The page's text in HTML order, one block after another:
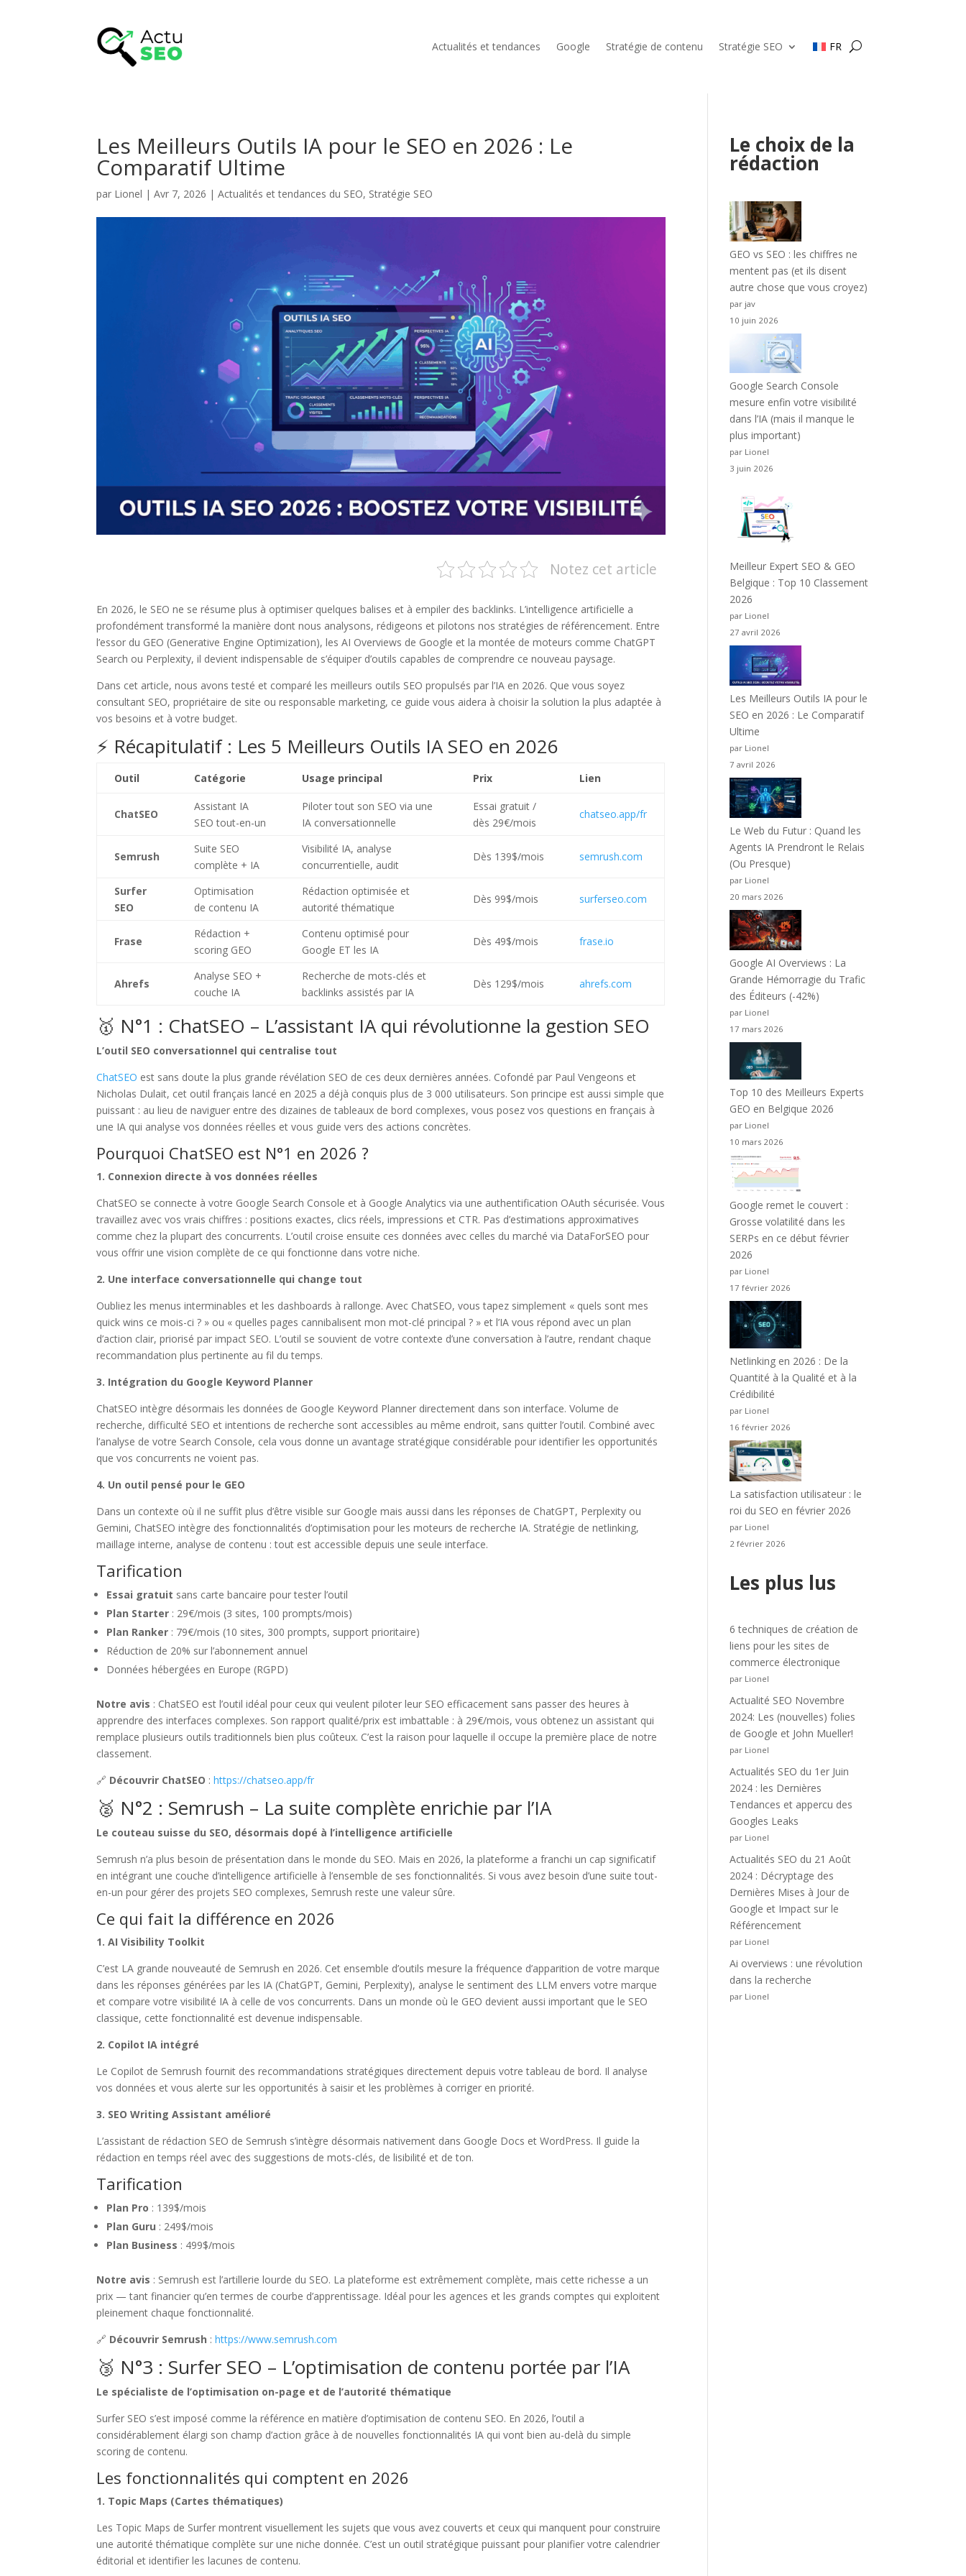
Actualités et tendances Google Stratégie de contenu Stratégie SEO FR
Les Meilleurs Outils IA pour le SEO en 2026 : Le
Comparatif Ultime
par Lionel |Avr 7, 2026 |Actualités et tendances du SEO, Stratégie SEO
Notez cet article
En 2026, le SEO ne se résume plus à optimiser quelques balises et à empiler des backlinks. L’intelligence artificielle a
profondément transformé la manière dont nous analysons, rédigeons et pilotons nos stratégies de référencement. Entre
l’essor du GEO (Generative Engine Optimization), les AI Overviews de Google et la montée de moteurs comme ChatGPT
Search ou Perplexity, il devient indispensable de s’équiper d’outils capables de comprendre ce nouveau paysage.
Dans cet article, nous avons testé et comparé les meilleurs outils SEO propulsés par l’IA en 2026. Que vous soyez
consultant SEO, propriétaire de site ou responsable marketing, ce guide vous aidera à choisir la solution la plus adaptée à
vos besoins et à votre budget.
⚡ Récapitulatif : Les 5 Meilleurs Outils IA SEO en 2026
Outil Catégorie Usage principal Prix Lien
ChatSEO
Assistant IA
SEO tout-en-un
Piloter tout son SEO via une
IA conversationnelle
Essai gratuit /
dès 29€/mois
chatseo.app/fr
Semrush
Suite SEO
complète + IA
Visibilité IA, analyse
concurrentielle, audit
Dès 139$/mois semrush.com
Surfer
SEO
Optimisation
de contenu IA
Rédaction optimisée et
autorité thématique
Dès 99$/mois surferseo.com
Frase
Rédaction +
scoring GEO
Contenu optimisé pour
Google ET les IA
Dès 49$/mois frase.io
Ahrefs
Analyse SEO +
couche IA
Recherche de mots-clés et
backlinks assistés par IA
Dès 129$/mois ahrefs.com
🥇 N°1 : ChatSEO – L’assistant IA qui révolutionne la gestion SEO
L’outil SEO conversationnel qui centralise tout
ChatSEO est sans doute la plus grande révélation SEO de ces deux dernières années. Cofondé par Paul Vengeons et
Nicholas Dulait, cet outil français lancé en 2025 a déjà conquis plus de 3 000 utilisateurs. Son principe est aussi simple que
puissant : au lieu de naviguer entre des dizaines de tableaux de bord complexes, vous posez vos questions en français à
une IA qui analyse vos données réelles et vous guide vers des actions concrètes.
Pourquoi ChatSEO est N°1 en 2026 ?
1. Connexion directe à vos données réelles
ChatSEO se connecte à votre Google Search Console et à Google Analytics via une authentification OAuth sécurisée. Vous
travaillez avec vos vrais chiffres : positions exactes, clics réels, impressions et CTR. Pas d’estimations approximatives
comme chez la plupart des concurrents. L’outil croise ensuite ces données avec celles du marché via DataForSEO pour
vous offrir une vision complète de ce qui fonctionne dans votre niche.
2. Une interface conversationnelle qui change tout
Oubliez les menus interminables et les dashboards à rallonge. Avec ChatSEO, vous tapez simplement « quels sont mes
quick wins ce mois-ci ? » ou « quelles pages cannibalisent mon mot-clé principal ? » et l’IA vous répond avec un plan
d’action clair, priorisé par impact SEO. L’outil se souvient de votre contexte d’une conversation à l’autre, rendant chaque
recommandation plus pertinente au fil du temps.
3. Intégration du Google Keyword Planner
ChatSEO intègre désormais les données de Google Keyword Planner directement dans son interface. Volume de
recherche, difficulté SEO et intentions de recherche sont accessibles au même endroit, sans quitter l’outil. Combiné avec
l’analyse de votre Search Console, cela vous donne un avantage stratégique considérable pour identifier les opportunités
que vos concurrents ne voient pas.
4. Un outil pensé pour le GEO
Dans un contexte où il ne suffit plus d’être visible sur Google mais aussi dans les réponses de ChatGPT, Perplexity ou
Gemini, ChatSEO intègre des fonctionnalités d’optimisation pour les moteurs de recherche IA. Stratégie de netlinking,
maillage interne, analyse de contenu : tout est accessible depuis une seule interface.
Tarification
Essai gratuit sans carte bancaire pour tester l’outil
Plan Starter : 29€/mois (3 sites, 100 prompts/mois)
Plan Ranker : 79€/mois (10 sites, 300 prompts, support prioritaire)
Réduction de 20% sur l’abonnement annuel
Données hébergées en Europe (RGPD)
Notre avis : ChatSEO est l’outil idéal pour ceux qui veulent piloter leur SEO efficacement sans passer des heures à
apprendre des interfaces complexes. Son rapport qualité/prix est imbattable : à 29€/mois, vous obtenez un assistant qui
remplace plusieurs outils traditionnels bien plus coûteux. C’est la raison pour laquelle il occupe la première place de notre
classement.
🔗 Découvrir ChatSEO :https://chatseo.app/fr
🥈 N°2 : Semrush – La suite complète enrichie par l’IA
Le couteau suisse du SEO, désormais dopé à l’intelligence artificielle
Semrush n’a plus besoin de présentation dans le monde du SEO. Mais en 2026, la plateforme a franchi un cap significatif
en intégrant une couche d’intelligence artificielle à l’ensemble de ses fonctionnalités. Si vous avez besoin d’une suite tout-
en-un pour gérer des projets SEO complexes, Semrush reste une valeur sûre.
Ce qui fait la différence en 2026
1. AI Visibility Toolkit
C’est LA grande nouveauté de Semrush en 2026. Cet ensemble d’outils mesure la fréquence d’apparition de votre marque
dans les réponses générées par les IA (ChatGPT, Gemini, Perplexity), analyse le sentiment des LLM envers votre marque
et compare votre visibilité IA à celle de vos concurrents. Dans un monde où le GEO devient aussi important que le SEO
classique, cette fonctionnalité est devenue indispensable.
2. Copilot IA intégré
Le Copilot de Semrush fournit des recommandations stratégiques directement depuis votre tableau de bord. Il analyse
vos données et vous alerte sur les opportunités à saisir et les problèmes à corriger en priorité.
3. SEO Writing Assistant amélioré
L’assistant de rédaction SEO de Semrush s’intègre désormais nativement dans Google Docs et WordPress. Il guide la
rédaction en temps réel avec des suggestions de mots-clés, de lisibilité et de ton.
Tarification
Plan Pro : 139$/mois
Plan Guru : 249$/mois
Plan Business : 499$/mois
Notre avis : Semrush est l’artillerie lourde du SEO. La plateforme est extrêmement complète, mais cette richesse a un
prix — tant financier qu’en termes de courbe d’apprentissage. Idéal pour les agences et les grands comptes qui exploitent
pleinement chaque fonctionnalité.
🔗 Découvrir Semrush :https://www.semrush.com
🥉 N°3 : Surfer SEO – L’optimisation de contenu portée par l’IA
Le spécialiste de l’optimisation on-page et de l’autorité thématique
Surfer SEO s’est imposé comme la référence en matière d’optimisation de contenu SEO. En 2026, l’outil a
considérablement élargi son champ d’action grâce à de nouvelles fonctionnalités IA qui vont bien au-delà du simple
scoring de contenu.
Les fonctionnalités qui comptent en 2026
1. Topic Maps (Cartes thématiques)
Les Topic Maps de Surfer montrent visuellement les sujets que vous avez couverts et ceux qui manquent pour construire
une autorité thématique complète sur une niche donnée. C’est un outil stratégique puissant pour planifier votre calendrier
éditorial et identifier les lacunes de contenu.
Le choix de la
rédaction
GEO vs SEO : les chiffres ne
mentent pas (et ils disent
autre chose que vous croyez)
par jav
10 juin 2026
Google Search Console
mesure enfin votre visibilité
dans l’IA (mais il manque le
plus important)
par Lionel
3 juin 2026
Meilleur Expert SEO & GEO
Belgique : Top 10 Classement
2026
par Lionel
27 avril 2026
Les Meilleurs Outils IA pour le
SEO en 2026 : Le Comparatif
Ultime
par Lionel
7 avril 2026
Le Web du Futur : Quand les
Agents IA Prendront le Relais
(Ou Presque)
par Lionel
20 mars 2026
Google AI Overviews : La
Grande Hémorragie du Trafic
des Éditeurs (-42%)
par Lionel
17 mars 2026
Top 10 des Meilleurs Experts
GEO en Belgique 2026
par Lionel
10 mars 2026
Google remet le couvert :
Grosse volatilité dans les
SERPs en ce début février
2026
par Lionel
17 février 2026
Netlinking en 2026 : De la
Quantité à la Qualité et à la
Crédibilité
par Lionel
16 février 2026
La satisfaction utilisateur : le
roi du SEO en février 2026
par Lionel
2 février 2026
Les plus lus
6 techniques de création de
liens pour les sites de
commerce électronique
par Lionel
Actualité SEO Novembre
2024: Les (nouvelles) folies
de Google et John Mueller!
par Lionel
Actualités SEO du 1er Juin
2024 : les Dernières
Tendances et appercu des
Googles Leaks
par Lionel
Actualités SEO du 21 Août
2024 : Décryptage des
Dernières Mises à Jour de
Google et Impact sur le
Référencement
par Lionel
Ai overviews : une révolution
dans la recherche
par Lionel